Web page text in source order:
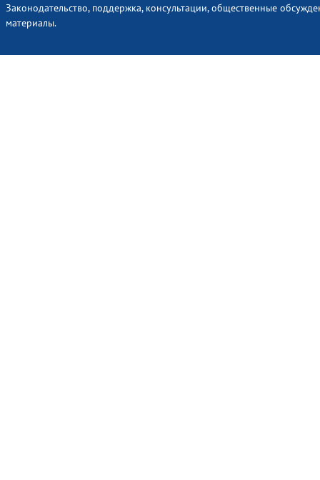
Законодательство, поддержка, консультации, общественные
материалы.